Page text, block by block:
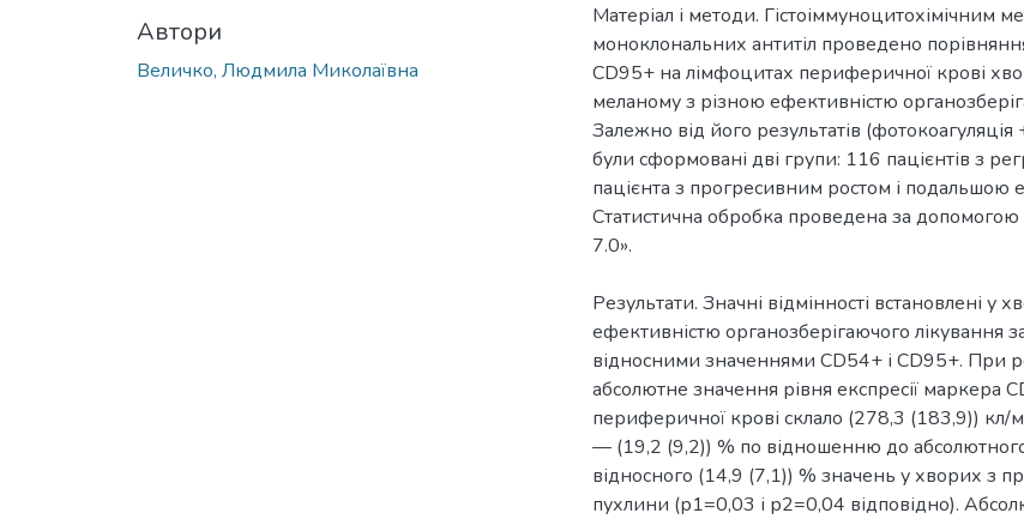
Автори
Величко, Людмила Миколаївна
Матеріал і методи. Гістоіммуноцитохімічним
моноклональних антитіл проведено
СD95+ на лімфоцитах периферичної крові
меланому з різною ефективністю
Залежно від його результатів (фотокоагуляція
були сформовані дві групи: 116 пацієнтів з
пацієнта з прогресивним ростом і подальшою
Статистична обробка проведена за
7.0».
Результати. Значні відмінності встановлені у
ефективністю органозберігаючого лікування
відносними значеннями СD54+ і СD95+. При
абсолютне значення рівня експресії маркера
периферичної крові склало (278,3 (183,9)) кл/
— (19,2 (9,2)) % по відношенню до
відносного (14,9 (7,1)) % значень у хворих з
пухлини (р1=0,03 і р2=0,04 відповідно).